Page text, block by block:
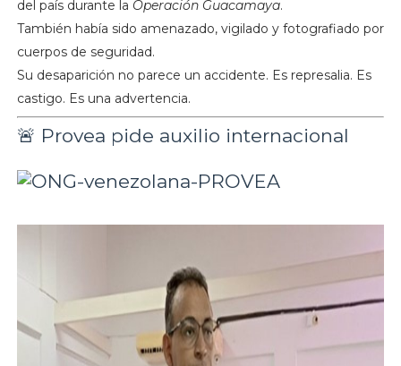
del país durante la Operación Guacamaya.
También había sido amenazado, vigilado y fotografiado por
cuerpos de seguridad.
Su desaparición no parece un accidente. Es represalia. Es
castigo. Es una advertencia.
🚨 Provea pide auxilio internacional